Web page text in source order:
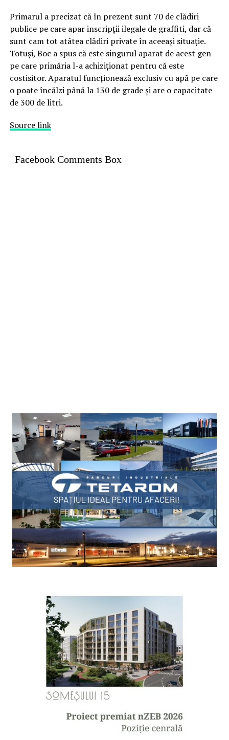
Primarul a precizat că în prezent sunt 70 de clădiri
publice pe care apar inscripții ilegale de graffiti, dar că
sunt cam tot atâtea clădiri private în aceeași situație.
Totuși, Boc a spus că este singurul aparat de acest gen
pe care primăria l-a achiziționat pentru că este
costisitor. Aparatul funcționează exclusiv cu apă pe care
o poate încălzi până la 130 de grade și are o capacitate
de 300 de litri.
Source link
Facebook Comments Box